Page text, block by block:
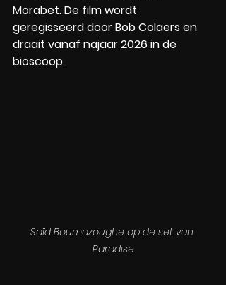
Morabet. De film wordt
geregisseerd door Bob Colaers en
draait vanaf najaar 2026 in de
bioscoop.
Saïd Boumazoughe op de set van
Paradise